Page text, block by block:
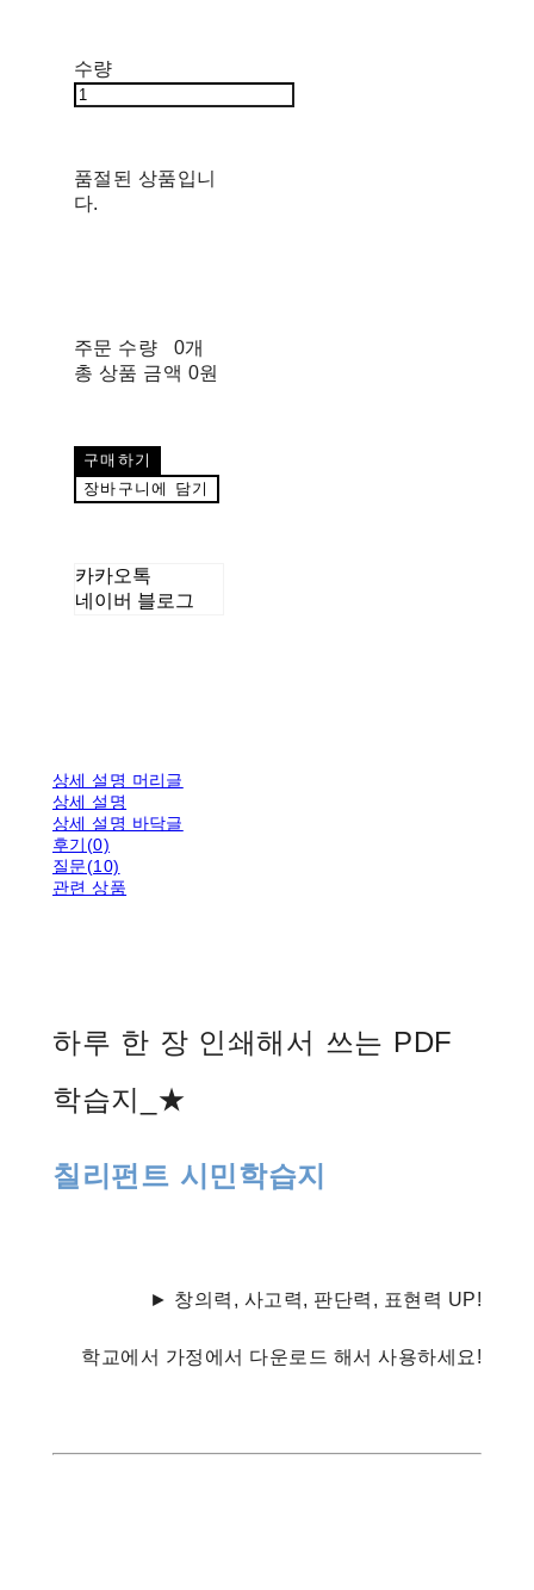
수량
품절된 상품입니
다.
주문 수량
0개
총 상품 금액 0원
구매하기
장바구니에 담기
카카오톡
네이버 블로그
상세 설명 머리글
상세 설명
상세 설명 바닥글
후기(0)
질문(10)
관련 상품
하루 한 장 인쇄해서 쓰는 PDF
학습지_★
칠리펀트 시민학습지
► 창의력, 사고력, 판단력, 표현력 UP!
학교에서 가정에서 다운로드 해서 사용하세요!